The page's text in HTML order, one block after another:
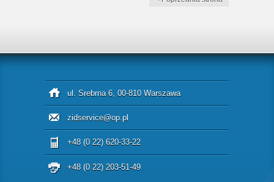
ul. Srebrna 6, 00-810 Warszawa
zidservice@op.pl
+48 (0 22) 620-33-22
+48 (0 22) 203-51-49